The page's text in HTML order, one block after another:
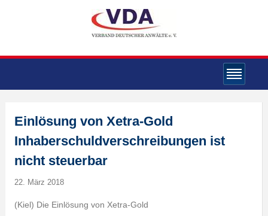
Einlösung von Xetra-Gold
Inhaberschuldverschreibungen ist
nicht steuerbar
22. März 2018
(Kiel) Die Einlösung von Xetra-Gold